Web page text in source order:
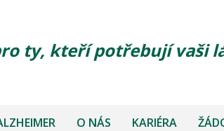
ty, kteří potřebují vaši
O NÁS KARIÉRA